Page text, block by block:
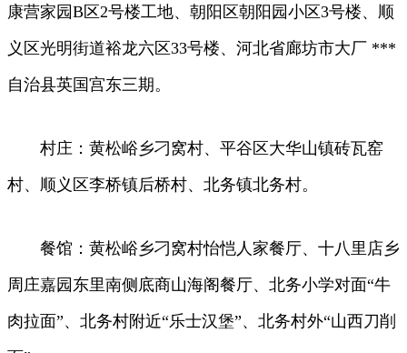
康营家园B区2号楼工地、朝阳区朝阳园小区3号楼、顺
义区光明街道裕龙六区33号楼、河北省廊坊市大厂 ***
自治县英国宫东三期。
村庄：黄松峪乡刁窝村、平谷区大华山镇砖瓦窑
村、顺义区李桥镇后桥村、北务镇北务村。
餐馆：黄松峪乡刁窝村怡恺人家餐厅、十八里店乡
周庄嘉园东里南侧底商山海阁餐厅、北务小学对面“牛
肉拉面”、北务村附近“乐士汉堡”、北务村外“山西刀削